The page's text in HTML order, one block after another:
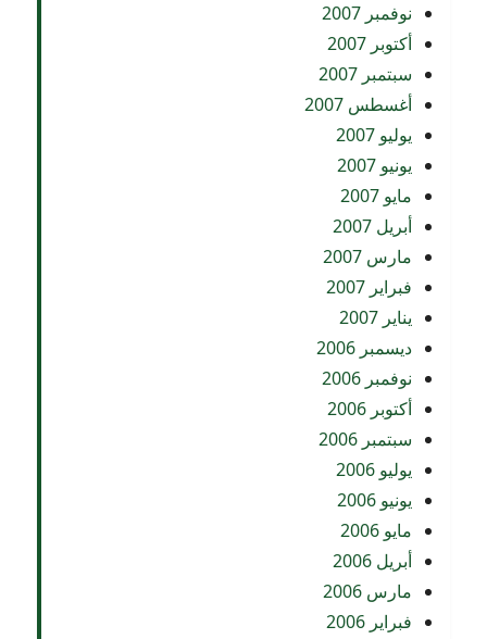
نوفمبر 2007
أكتوبر 2007
سبتمبر 2007
أغسطس 2007
يوليو 2007
يونيو 2007
مايو 2007
أبريل 2007
مارس 2007
فبراير 2007
يناير 2007
ديسمبر 2006
نوفمبر 2006
أكتوبر 2006
سبتمبر 2006
يوليو 2006
يونيو 2006
مايو 2006
أبريل 2006
مارس 2006
فبراير 2006